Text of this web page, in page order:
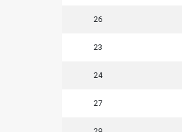
26
23
24
27